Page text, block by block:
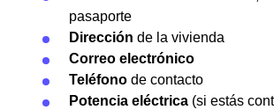
pasaporte
Dirección de la vivienda
Correo electrónico
Teléfono de contacto
Potencia eléctrica (si estás